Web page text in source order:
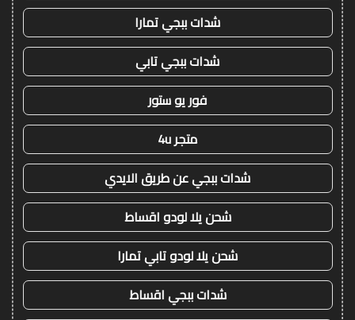
شدات ببجي تمارا
شدات ببجي تابي
فور يو ستور
متجر 4u
شدات ببجي عن طريق الايدي
شحن يلا لودو اقساط
شحن يلا لودو تابي تمارا
شدات ببجي اقساط